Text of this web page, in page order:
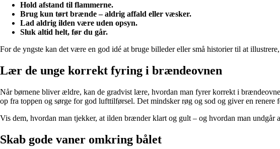
Hold afstand til flammerne.
Brug kun tørt brænde – aldrig affald eller væsker.
Lad aldrig ilden være uden opsyn.
Sluk altid helt, før du går.
For de yngste kan det være en god idé at bruge billeder eller små historier til at
Lær de unge korrekt fyring i brændeovnen
Når børnene bliver ældre, kan de gradvist lære, hvordan man fyrer korrekt i
op fra toppen og sørge for god lufttilførsel. Det mindsker røg og sod og giver en renere
Vis dem, hvordan man tjekker, at ilden brænder klart og gult – og hvordan man
Skab gode vaner omkring bålet